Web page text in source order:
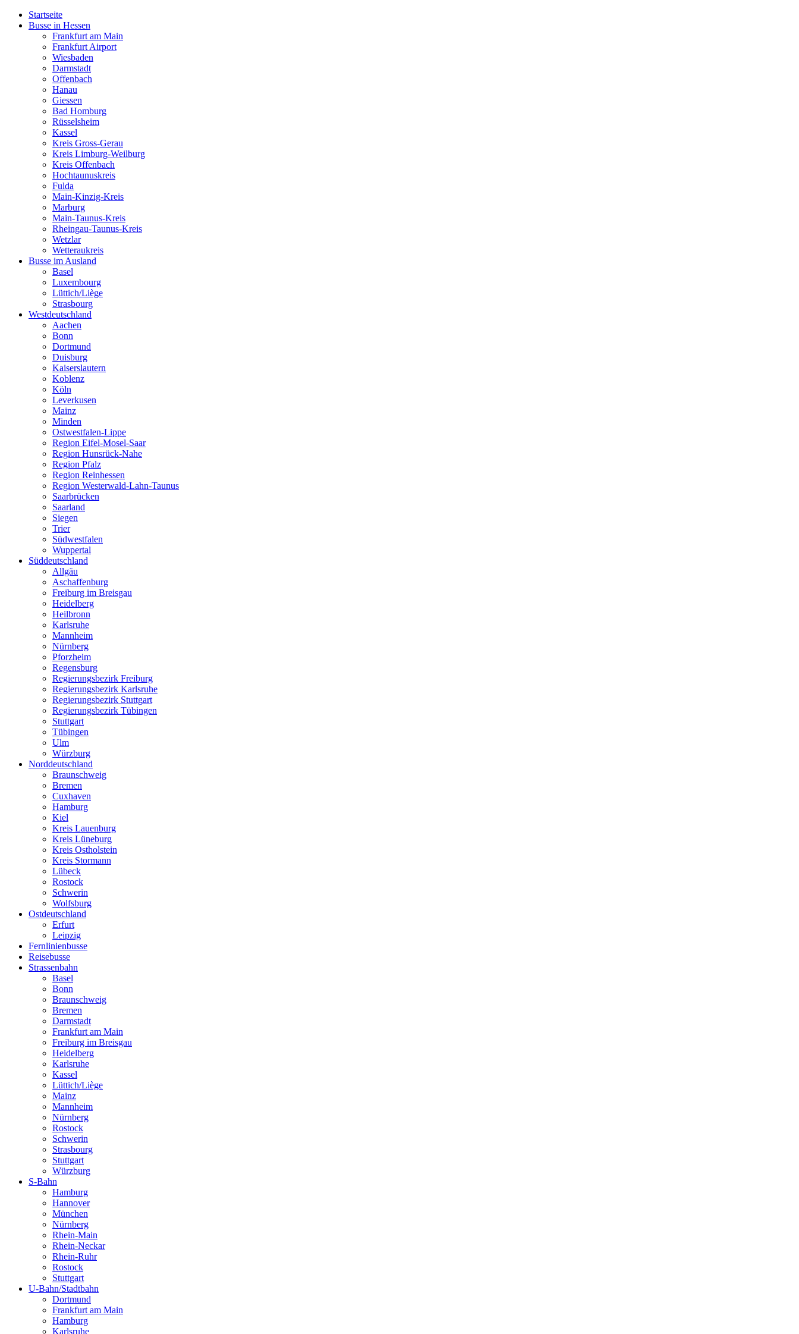
Startseite
Busse in Hessen
Frankfurt am Main
Frankfurt Airport
Wiesbaden
Darmstadt
Offenbach
Hanau
Giessen
Bad Homburg
Rüsselsheim
Kassel
Kreis Gross-Gerau
Kreis Limburg-Weilburg
Kreis Offenbach
Hochtaunuskreis
Fulda
Main-Kinzig-Kreis
Marburg
Main-Taunus-Kreis
Rheingau-Taunus-Kreis
Wetzlar
Wetteraukreis
Busse im Ausland
Basel
Luxembourg
Lüttich/Liège
Strasbourg
Westdeutschland
Aachen
Bonn
Dortmund
Duisburg
Kaiserslautern
Koblenz
Köln
Leverkusen
Mainz
Minden
Ostwestfalen-Lippe
Region Eifel-Mosel-Saar
Region Hunsrück-Nahe
Region Pfalz
Region Reinhessen
Region Westerwald-Lahn-Taunus
Saarbrücken
Saarland
Siegen
Trier
Südwestfalen
Wuppertal
Süddeutschland
Allgäu
Aschaffenburg
Freiburg im Breisgau
Heidelberg
Heilbronn
Karlsruhe
Mannheim
Nürnberg
Pforzheim
Regensburg
Regierungsbezirk Freiburg
Regierungsbezirk Karlsruhe
Regierungsbezirk Stuttgart
Regierungsbezirk Tübingen
Stuttgart
Tübingen
Ulm
Würzburg
Norddeutschland
Braunschweig
Bremen
Cuxhaven
Hamburg
Kiel
Kreis Lauenburg
Kreis Lüneburg
Kreis Ostholstein
Kreis Stormann
Lübeck
Rostock
Schwerin
Wolfsburg
Ostdeutschland
Erfurt
Leipzig
Fernlinienbusse
Reisebusse
Strassenbahn
Basel
Bonn
Braunschweig
Bremen
Darmstadt
Frankfurt am Main
Freiburg im Breisgau
Heidelberg
Karlsruhe
Kassel
Lüttich/Liège
Mainz
Mannheim
Nürnberg
Rostock
Schwerin
Strasbourg
Stuttgart
Würzburg
S-Bahn
Hamburg
Hannover
München
Nürnberg
Rhein-Main
Rhein-Neckar
Rhein-Ruhr
Rostock
Stuttgart
U-Bahn/Stadtbahn
Dortmund
Frankfurt am Main
Hamburg
Karlsruhe